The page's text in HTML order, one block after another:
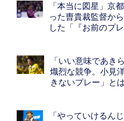
「本当に図星」京
った曺貴裁監督か
した「『お前のプ
「いい意味であき
熾烈な競争。小見
きないプレー」と
「やっていけるん